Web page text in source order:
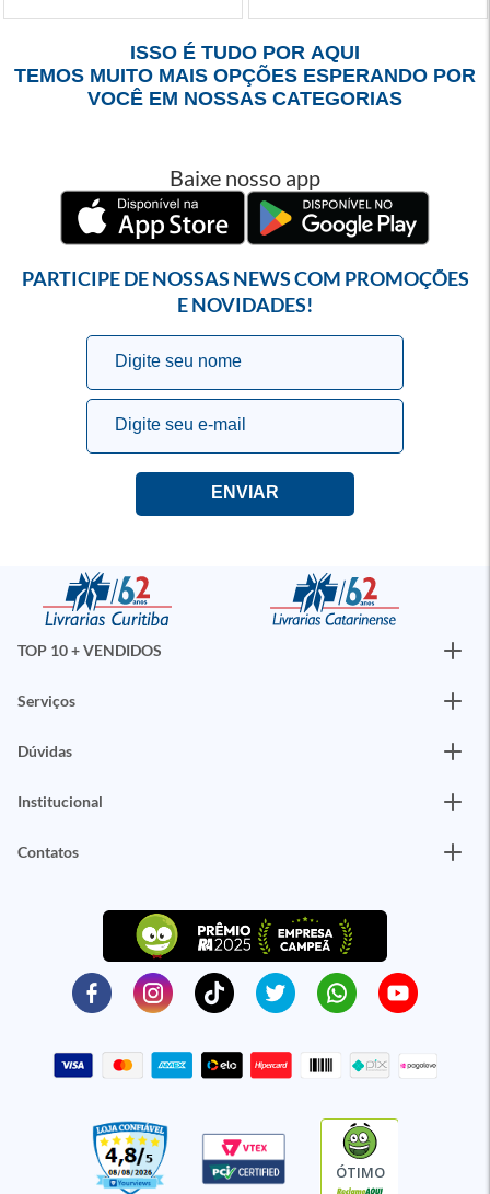
ISSO É TUDO POR AQUI
TEMOS MUITO MAIS OPÇÕES ESPERANDO POR
VOCÊ EM NOSSAS CATEGORIAS
Baixe nosso app
PARTICIPE DE NOSSAS NEWS COM PROMOÇÕES
E NOVIDADES!
TOP 10 + VENDIDOS
Serviços
Dúvidas
Institucional
Contatos
ÓTIMO